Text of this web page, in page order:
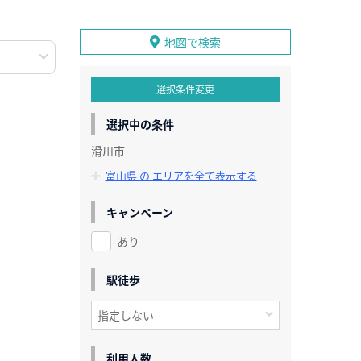
地図で検索
選択条件変更
選択中の条件
滑川市
富山県 の エリアを全て表示する
キャンペーン
あり
駅徒歩
利用人数